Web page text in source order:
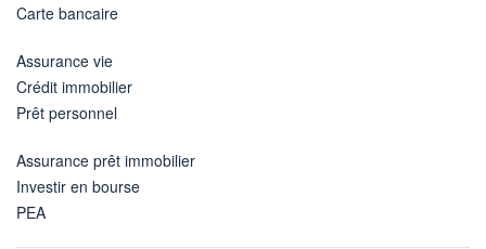
Carte bancaire
Assurance vie
Crédit immobilier
Prêt personnel
Assurance prêt immobilier
Investir en bourse
PEA